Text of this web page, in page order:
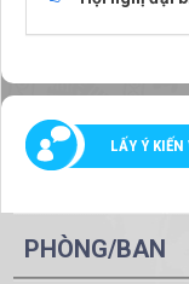
LẤY Ý
PHÒNG/BAN